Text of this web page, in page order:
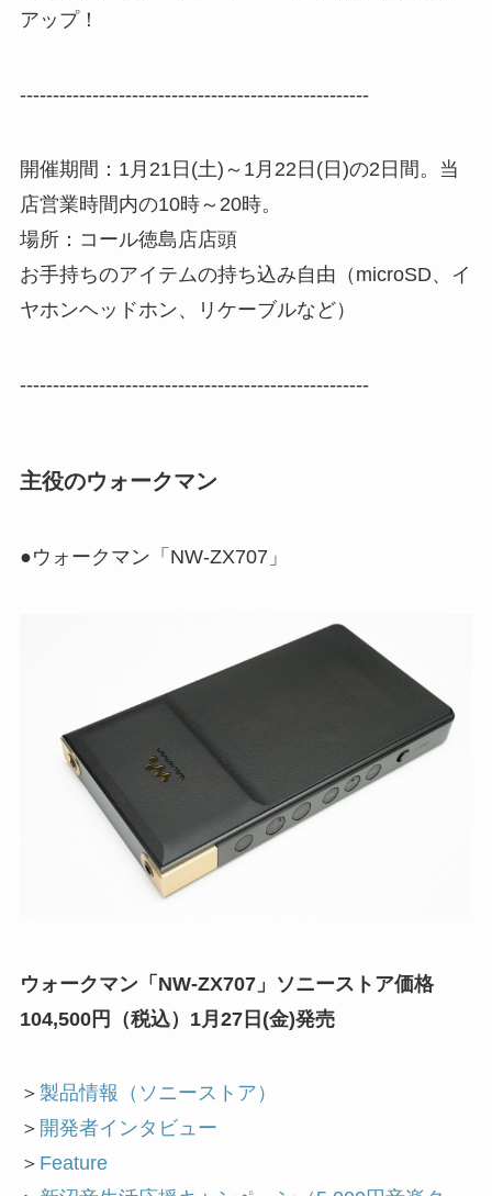
アップ！
-----------------------------------------------------
開催期間：1月21日(土)～1月22日(日)の2日間。当
店営業時間内の10時～20時。
場所：コール徳島店店頭
お手持ちのアイテムの持ち込み自由（microSD、イ
ヤホンヘッドホン、リケーブルなど）
-----------------------------------------------------
主役のウォークマン
●ウォークマン「NW-ZX707」
ウォークマン「NW-ZX707」ソニーストア価格
104,500円（税込）1月27日(金)発売
＞ 製品情報（ソニーストア）
＞ 開発者インタビュー
＞ Feature